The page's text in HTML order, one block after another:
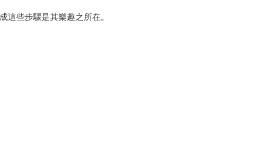
些步驟是其樂趣之所在。